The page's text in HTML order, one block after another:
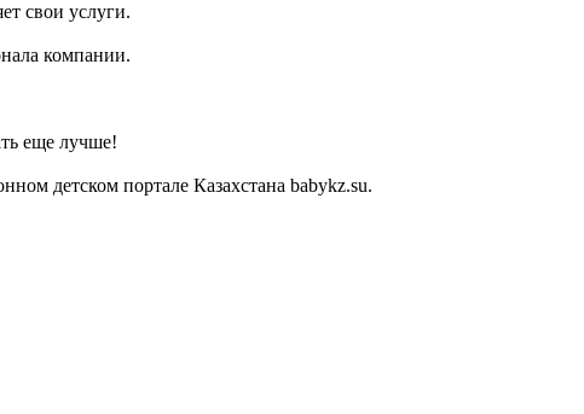
свои услуги.
компании.
еще лучше!
детском портале Казахстана babykz.su.